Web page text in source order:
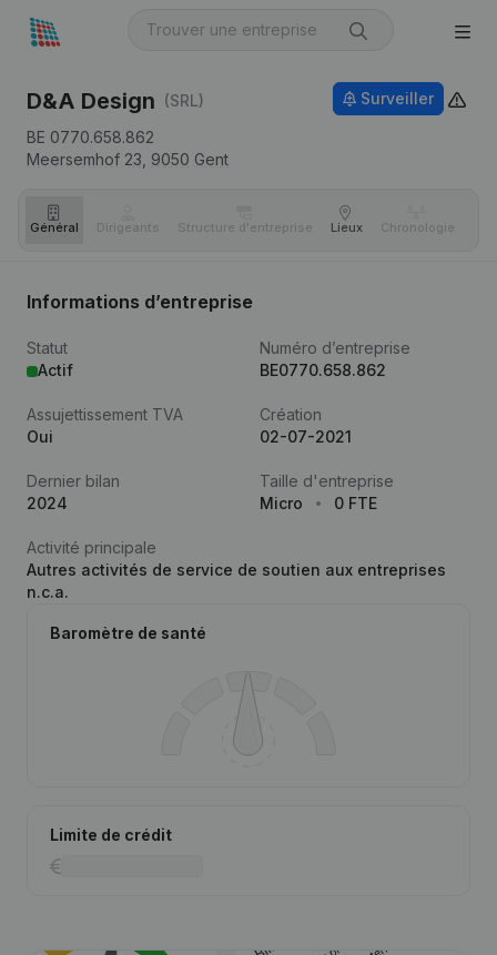
D&A Design (SRL)
BE 0770.658.862
Meersemhof 23, 9050 Gent
Surveiller
Général Dirigeants Structure d'entreprise Lieux Chronologie
Informations d’entreprise
Statut
Actif
Numéro d’entreprise
BE0770.658.862
Assujettissement TVA
Oui
Création
02-07-2021
Dernier bilan
2024
Taille d'entreprise
Micro
0 FTE
Activité principale
Autres activités de service de soutien aux entreprises
n.c.a.
Baromètre de santé
Limite de crédit